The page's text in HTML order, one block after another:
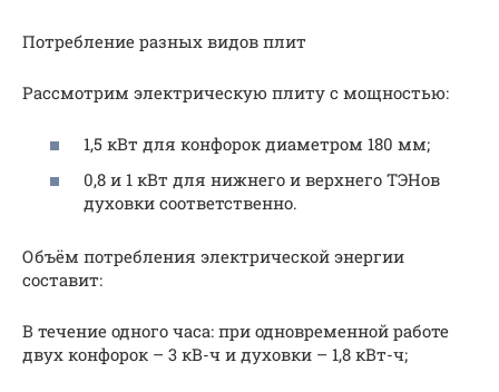
Потребление разных видов плит
Рассмотрим электрическую плиту с мощностью:
1,5 кВт для конфорок диаметром 180 мм;
0,8 и 1 кВт для нижнего и верхнего ТЭНов
духовки соответственно.
Объём потребления электрической энергии
составит:
В течение одного часа: при одновременной работе
двух конфорок – 3 кВ-ч и духовки – 1,8 кВт-ч;